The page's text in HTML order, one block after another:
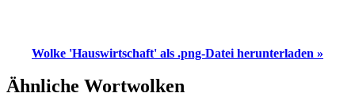
Wolke 'Hauswirtschaft' als .png-Datei herunterladen »
Ähnliche Wortwolken